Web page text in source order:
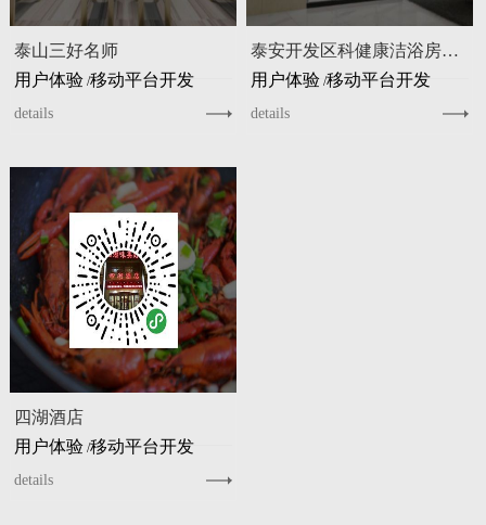
泰山三好名师
用户体验/移动平台开发
details
四湖酒店
用户体验/移动平台开发
details
泰安开发区科健康洁浴房有限公司
用户体验/移动平台开发
details